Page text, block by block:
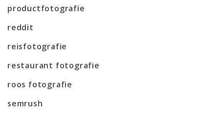
productfotografie
reddit
reisfotografie
restaurant fotografie
roos fotografie
semrush